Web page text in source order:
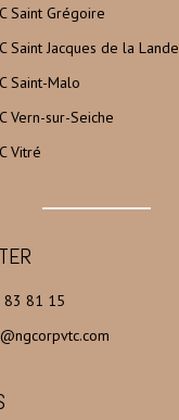
Saint Grégoire
Saint Jacques de la Lande
Saint-Malo
Vern-sur-Seiche
Vitré
81 15